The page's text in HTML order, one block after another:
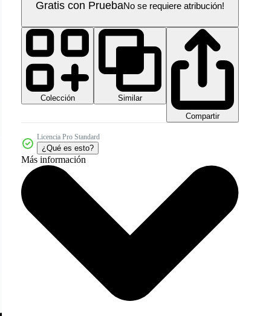
Gratis con PruebaNo se requiere atribución!
Colección
Similar
Compartir
Licencia Pro Standard
¿Qué es esto?
Más información